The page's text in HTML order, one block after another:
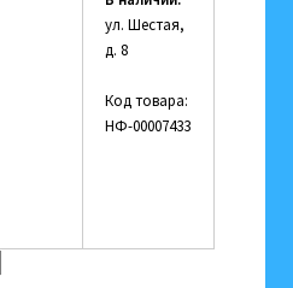
ул. Шестая,
д. 8
Код товара:
НФ-00007433